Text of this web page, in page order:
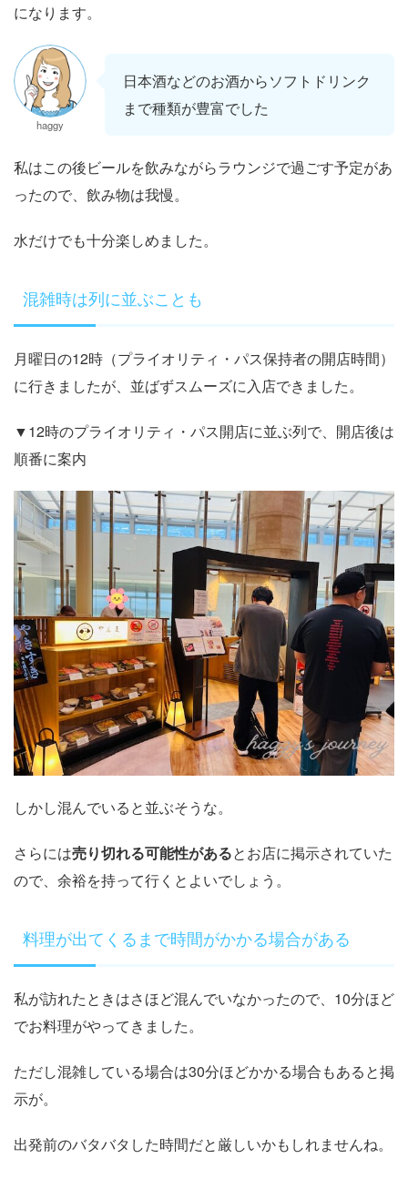
になります。
haggy
日本酒などのお酒からソフトドリンク
まで種類が豊富でした
私はこの後ビールを飲みながらラウンジで過ごす予定があ
ったので、飲み物は我慢。
水だけでも十分楽しめました。
混雑時は列に並ぶことも
月曜日の12時（プライオリティ・パス保持者の開店時間）
に行きましたが、並ばずスムーズに入店できました。
▼12時のプライオリティ・パス開店に並ぶ列で、開店後は
順番に案内
しかし混んでいると並ぶそうな。
さらには売り切れる可能性があるとお店に掲示されていた
ので、余裕を持って行くとよいでしょう。
料理が出てくるまで時間がかかる場合がある
私が訪れたときはさほど混んでいなかったので、10分ほど
でお料理がやってきました。
ただし混雑している場合は30分ほどかかる場合もあると掲
示が。
出発前のバタバタした時間だと厳しいかもしれませんね。